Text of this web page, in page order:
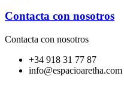
Contacta con nosotros
Contacta con nosotros
+34 918 31 77 87
info@espacioaretha.com